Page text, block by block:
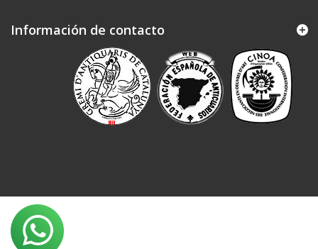
Información de contacto